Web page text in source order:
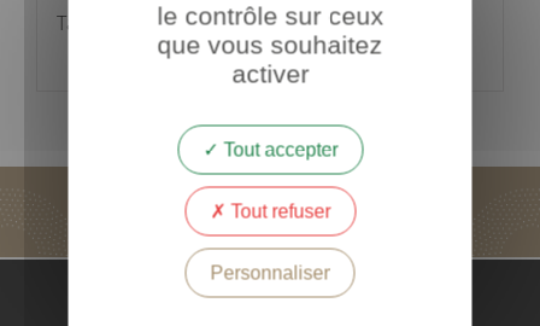
Talents du Luxe et de la Création
le contrôle sur ceux
que vous souhaitez
activer
Tout accepter
Tout refuser
Personnaliser